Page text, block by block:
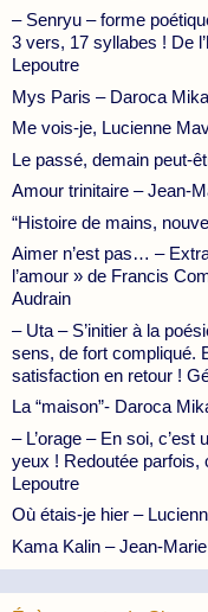
– Senryu – forme
3 vers, 17 syllabes ! De
Lepoutre
Mys Paris – Daroca
Me vois-je, Lucienne
Le passé, demain peut-
Amour trinitaire – Jean-
“Histoire de mains,
Aimer n’est pas… –
l’amour » de Francis
Audrain
– Uta – S’initier à la
sens, de fort compliqué.
satisfaction en retour !
La “maison”- Daroca
– L’orage – En soi,
yeux ! Redoutée parfois,
Lepoutre
Où étais-je hier –
Kama Kalin – Jean-